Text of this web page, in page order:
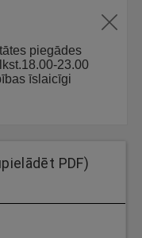
piegādes
23.00
īslaicīgi
PDF)